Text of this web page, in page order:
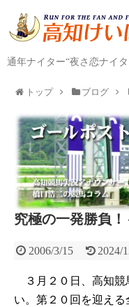
通年ナイター“夜さ恋ナイ
トップ ブログ
究極の一発勝負
2006/3/15 2024/
３月２０日、高知競
い。第２０回を迎え